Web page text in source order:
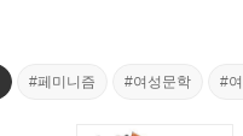
#페미니즘 #여성문학 #